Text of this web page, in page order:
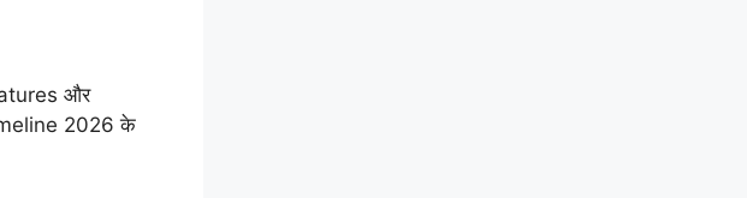
और
2026 के